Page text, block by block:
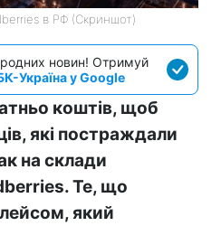
в РФ (Скриншот)
новин! Отримуй
Україна у Google
коштів, щоб
які постраждали
на склади
Те, що
який